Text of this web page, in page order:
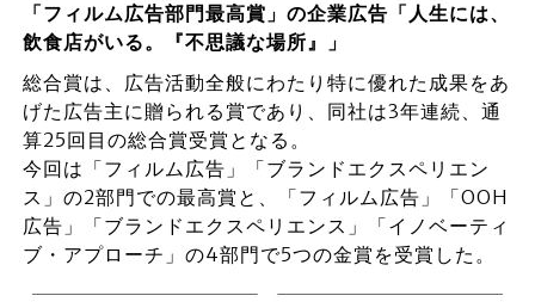
「フィルム広告部門最高賞」の企業広告「人生には、
飲食店がいる。『不思議な場所』」
総合賞は、広告活動全般にわたり特に優れた成果をあ
げた広告主に贈られる賞であり、同社は3年連続、通
算25回目の総合賞受賞となる。
今回は「フィルム広告」「ブランドエクスペリエン
ス」の2部門での最高賞と、「フィルム広告」「OOH
広告」「ブランドエクスペリエンス」「イノベーティ
ブ・アプローチ」の4部門で5つの金賞を受賞した。